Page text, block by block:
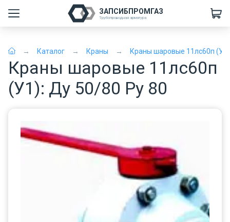
ЗАПСИБПРОМГАЗ
Трубопроводная арматура
Каталог Краны Краны шаровые 11лс60п (У1)
Краны шаровые 11лс60п
(У1): Ду 50/80 Ру 80